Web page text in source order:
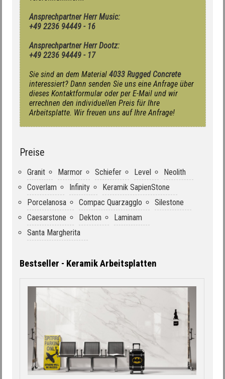
Ansprechpartner Herr Music:
+49 2236 94449 - 16
Ansprechpartner Herr Dootz:
+49 2236 94449 - 17
Sie sind an dem Material 4033 Rugged Concrete
interessiert? Dann senden Sie uns eine Anfrage über
dieses Kontaktformular oder per E-Mail und wir
errechnen den individuellen Preis für Ihre
Arbeitsplatte. Wir freuen uns auf Ihre Anfrage!
Preise
Granit Marmor Schiefer Level
Neolith
Coverlam
Infinity
Keramik SapienStone
Porcelanosa
Compac Quarzagglo
Silestone
Caesarstone
Dekton
Laminam
Santa Margherita
Bestseller - Keramik Arbeitsplatten